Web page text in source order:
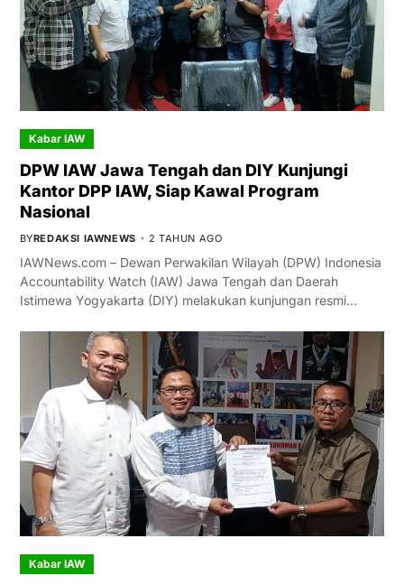
Kabar IAW
DPW IAW Jawa Tengah dan DIY Kunjungi
Kantor DPP IAW, Siap Kawal Program
Nasional
BYREDAKSI IAWNEWS 2 TAHUN AGO
IAWNews.com – Dewan Perwakilan Wilayah (DPW) Indonesia
Accountability Watch (IAW) Jawa Tengah dan Daerah
Istimewa Yogyakarta (DIY) melakukan kunjungan resmi…
Kabar IAW